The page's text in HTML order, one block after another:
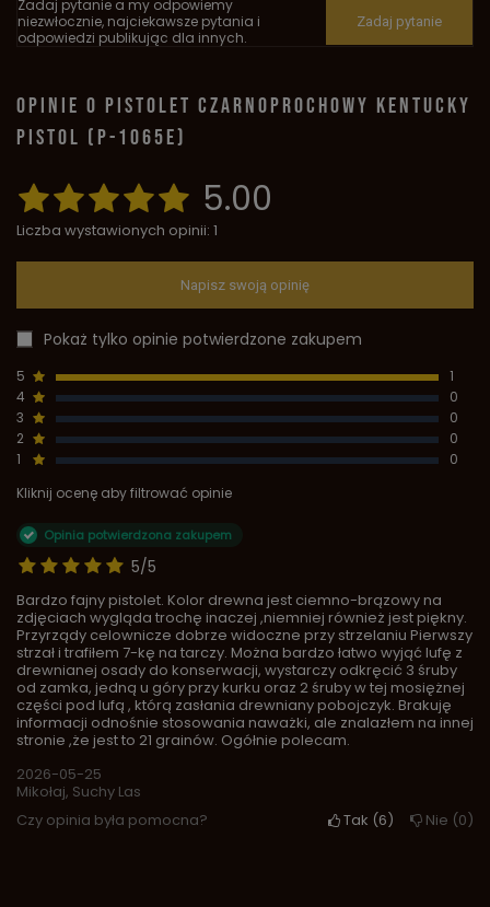
Zadaj pytanie a my odpowiemy
niezwłocznie, najciekawsze pytania i
odpowiedzi publikując dla innych.
Zadaj pytanie
OPINIE O PISTOLET CZARNOPROCHOWY KENTUCKY
PISTOL (P-1065E)
5.00
Liczba wystawionych opinii: 1
Napisz swoją opinię
Pokaż tylko opinie potwierdzone zakupem
5
1
4
0
3
0
2
0
1
0
Kliknij ocenę aby filtrować opinie
5/5
Opinia potwierdzona zakupem
Bardzo fajny pistolet. Kolor drewna jest ciemno-brązowy na
zdjęciach wygląda trochę inaczej ,niemniej również jest piękny.
Przyrządy celownicze dobrze widoczne przy strzelaniu Pierwszy
strzał i trafiłem 7-kę na tarczy. Można bardzo łatwo wyjąć lufę z
drewnianej osady do konserwacji, wystarczy odkręcić 3 śruby
od zamka, jedną u góry przy kurku oraz 2 śruby w tej mosiężnej
części pod lufą , którą zasłania drewniany pobojczyk. Brakuję
informacji odnośnie stosowania naważki, ale znalazłem na innej
stronie ,że jest to 21 grainów. Ogółnie polecam.
2026-05-25
Mikołaj, Suchy Las
Czy opinia była pomocna?
Tak 6 Nie 0